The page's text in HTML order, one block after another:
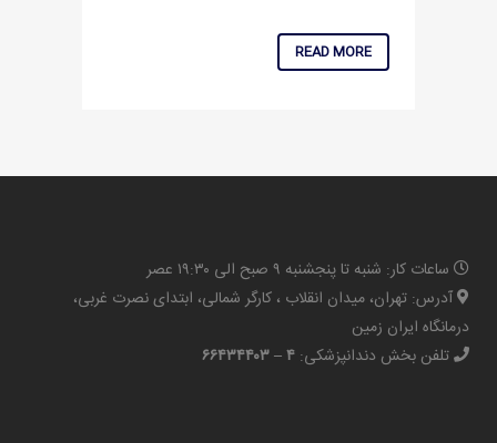
READ MORE
ساعات کار: شنبه تا پنجشنبه ۹ صبح الی ۱۹:۳۰ عصر
آدرس: تهران، میدان انقلاب ، کارگر شمالی، ابتدای نصرت غربی،
درمانگاه ایران زمین
تلفن بخش دندانپزشکی: ۴ – ۶۶۴۳۴۴۰۳